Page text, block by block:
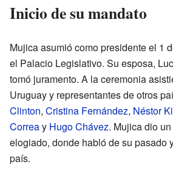
Inicio de su mandato
Mujica asumió como presidente el 1
el Palacio Legislativo. Su esposa,
tomó juramento. A la ceremonia
Uruguay y representantes de otros
Clinton, Cristina Fernández, Néstor
Correay Hugo Chávez. Mujica dio
elogiado, donde habló de su pasado
país.